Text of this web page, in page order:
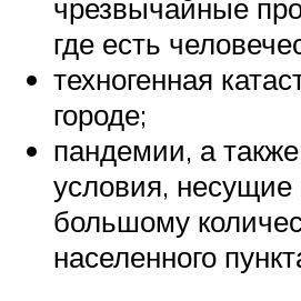
чрезвычайные
где есть
техногенная
городе;
пандемии, а
условия, несущие
большому
населенного